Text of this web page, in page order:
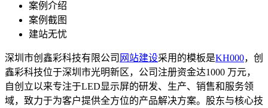
案例介绍
案例截图
建站无忧
深圳市创鑫彩科技有限公司 网站建设采用的模板是KH000，创
鑫彩科技位于深圳市光明新区，公司注册资金达1000 万元，
自创立以来专注于LED显示屏的研发、生产、销售和服务领
域，致力于为客户提供全方位的产品解决方案。股东与核心技